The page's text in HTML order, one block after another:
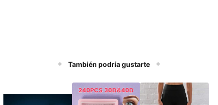
También podría gustarte